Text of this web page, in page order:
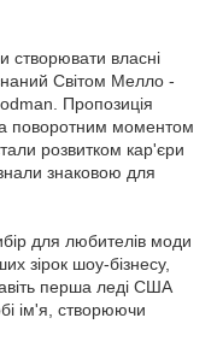
створювати власні
Світом Мелло -
Пропозиція
поворотним моментом
розвитком кар'єри
знаковою для
для любителів моди
зірок шоу-бізнесу,
перша леді США
ім'я, створюючи